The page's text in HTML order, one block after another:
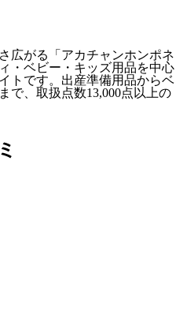
広がる「アカチャンホンポネ
・ベビー・キッズ用品を中心
トです。出産準備用品からベ
で、取扱点数13,000点以上の